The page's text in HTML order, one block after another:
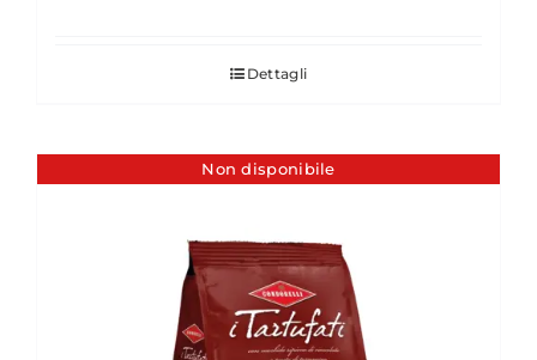
da
€37.00
Dettagli
Non disponibile